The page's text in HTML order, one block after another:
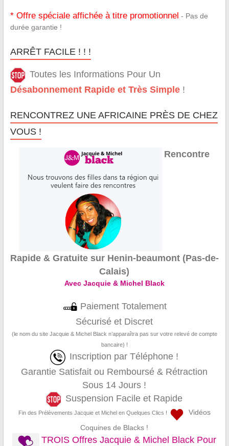
* Offre spéciale affichée à titre promotionnel - Pas de
durée garantie !
ARRÊT FACILE ! ! !
Toutes les Informations Pour Un
Désabonnement Rapide et Très Simple!
RENCONTREZ UNE AFRICAINE PRÈS DE CHEZ
VOUS !
Rencontre
Rapide & Gratuite sur Henin-beaumont (Pas-de-
Calais)
Avec Jacquie & Michel Black
Paiement Totalement
Sécurisé et Discret
(le nom du site Jacquie & Michel Black n’apparaîtra pas sur votre relevé de compte
bancaire) !
Inscription par Téléphone !
Garantie Satisfait ou Remboursé & Rétraction
Sous 14 Jours !
Suspension Facile et Rapide
Fin des Prélèvements Jacquie et Michel en Quelques Clics !
Vidéos
Coquines de Blacks !
TROIS Offres Jacquie & Michel Black Pour